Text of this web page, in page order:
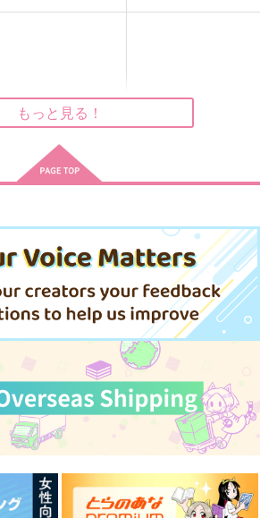
サンプル
作品詳細
サンプル
たべられないっていっ
てるでしょーが!!
双
1,257円（税込）
佐野万次郎×花垣武道
サンプル
HAPPY MEME!
MosUxg
（税込）
サンプル
もっと見る！